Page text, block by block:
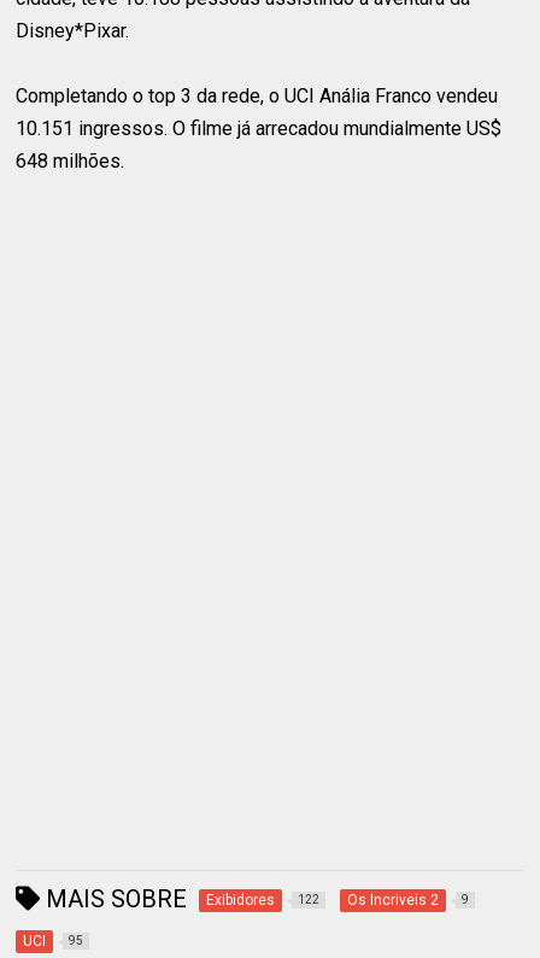
Disney*Pixar.
Completando o top 3 da rede, o UCI Anália Franco vendeu
10.151 ingressos. O filme já arrecadou mundialmente US$
648 milhões.
MAIS SOBRE Exibidores 122 Os Incriveis 2 9
UCI 95